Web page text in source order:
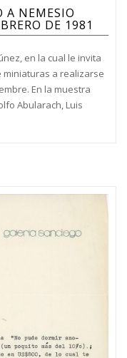
A NEMESIO
DE 1981
en la cual le invita
miniaturas a realizarse
En la muestra
Abularach, Luis